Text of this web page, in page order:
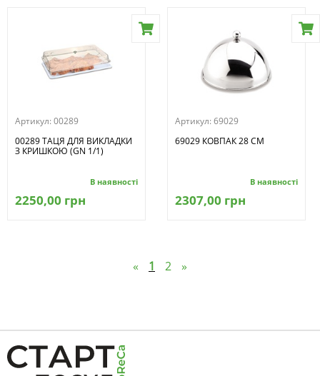
Артикул: 00289
00289 ТАЦЯ ДЛЯ ВИКЛАДКИ
З КРИШКОЮ (GN 1/1)
В наявності
2250,00 грн
Артикул: 69029
69029 КОВПАК 28 СМ
В наявності
2307,00 грн
« 1 2 »